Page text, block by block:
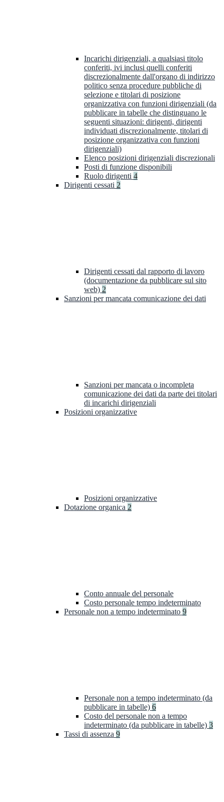
Incarichi dirigenziali, a qualsiasi titolo
conferiti, ivi inclusi quelli conferiti
discrezionalmente dall'organo di indirizzo
politico senza procedure pubbliche di
selezione e titolari di posizione
organizzativa con funzioni dirigenziali (da
pubblicare in tabelle che distinguano le
seguenti situazioni: dirigenti, dirigenti
individuati discrezionalmente, titolari di
posizione organizzativa con funzioni
dirigenziali)
Elenco posizioni dirigenziali discrezionali
Posti di funzione disponibili
Ruolo dirigenti 4
Dirigenti cessati 2
Dirigenti cessati dal rapporto di lavoro
(documentazione da pubblicare sul sito
web) 2
Sanzioni per mancata comunicazione dei dati
Sanzioni per mancata o incompleta
comunicazione dei dati da parte dei titolari
di incarichi dirigenziali
Posizioni organizzative
Posizioni organizzative
Dotazione organica 2
Conto annuale del personale
Costo personale tempo indeterminato
Personale non a tempo indeterminato 9
Personale non a tempo indeterminato (da
pubblicare in tabelle) 6
Costo del personale non a tempo
indeterminato (da pubblicare in tabelle) 3
Tassi di assenza 9